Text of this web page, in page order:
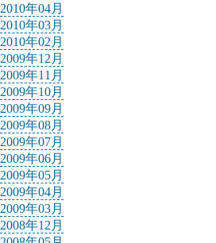
2010年04月
2010年03月
2010年02月
2009年12月
2009年11月
2009年10月
2009年09月
2009年08月
2009年07月
2009年06月
2009年05月
2009年04月
2009年03月
2008年12月